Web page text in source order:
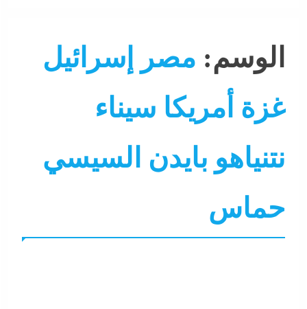
الوسم: مصر إسرائيل
غزة أمريكا سيناء
نتنياهو بايدن السيسي
حماس
التحليل اللحظي الشرق الأوسط جاءنا الآن عرب و عالم